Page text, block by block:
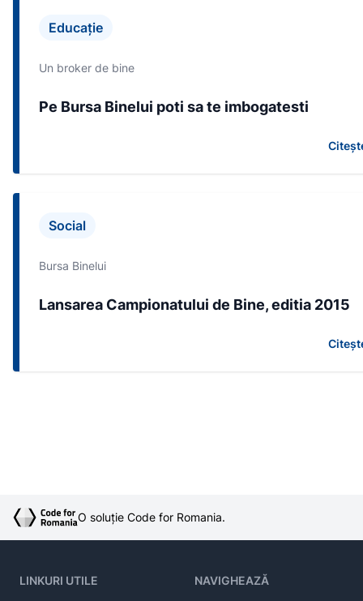
Educație
Un broker de bine
Pe Bursa Binelui poti sa te imbogatesti
Social
Bursa Binelui
Lansarea Campionatului de Bine, editia 2015
O soluție Code for Romania.
LINKURI UTILE NAVIGHEAZĂ